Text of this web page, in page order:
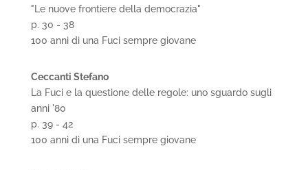
"Le nuove frontiere della democrazia"
p. 30 - 38
100 anni di una Fuci sempre giovane
Ceccanti Stefano
La Fuci e la questione delle regole: uno sguardo sugli
anni '80
p. 39 - 42
100 anni di una Fuci sempre giovane